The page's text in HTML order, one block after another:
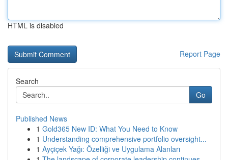
HTML is disabled
Report Page
Search
Go
Published News
1 Gold365 New ID: What You Need to Know
1 Understanding comprehensive portfolio oversight...
1 Ayçiçek Yağı: Özelliği ve Uygulama Alanları